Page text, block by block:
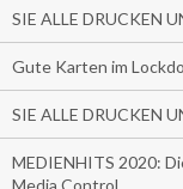
SIE ALLE DRUCKEN
Gute Karten im
SIE ALLE DRUCKEN
MEDIENHITS 2020: